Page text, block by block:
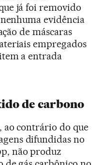
já foi removido
evidência
de máscaras
empregados
a entrada
de carbono
ao contrário do que
difundidas no
não produz